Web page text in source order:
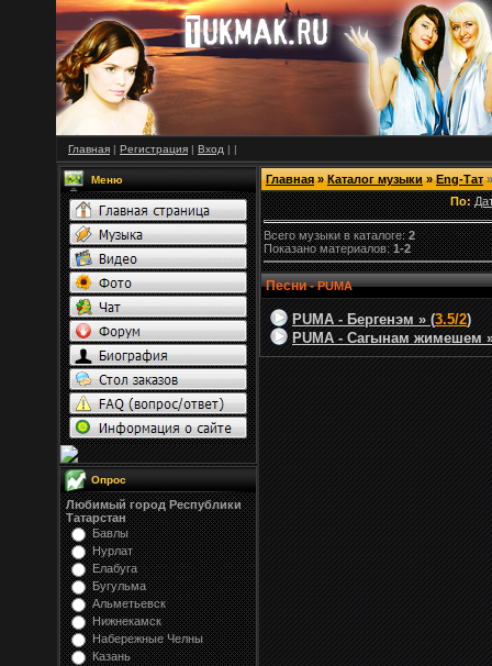
Главная | Регистрация | Вход | |
Меню
Опрос
Любимый город Республики
Татарстан
Бавлы
Нурлат
Елабуга
Бугульма
Альметьевск
Нижнекамск
Набережные Челны
Казань
Главная»Каталог музыки»Eng-Тат
По:
Всего музыки в каталоге:2
Показано материалов:1-2
Песни -PUMA
PUMA - Бергенэм » (3.5/2)
PUMA - Сагынам жимешем